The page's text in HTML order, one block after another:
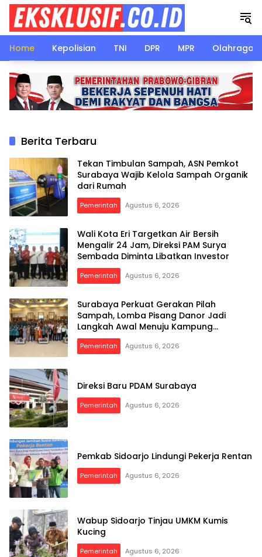
Langsung
konten
Home
Kepolisian TNI DPR MPR Olahraga
Berita Terbaru
Tekan Timbulan Sampah, ASN Pemkot
Surabaya Wajib Kelola Sampah Organik
dari Rumah
Pemerintah Agustus 6, 2026
Wali Kota Eri Targetkan Air Bersih
Mengalir 24 Jam, Direksi PAM Surya
Sembada Diminta Libatkan Investor
Pemerintah Agustus 6, 2026
Surabaya Perkuat Gerakan Pilah
Sampah, Lomba Pisang Danor Jadi
Langkah Awal Menuju Kampung
Pancasila
Pemerintah Agustus 6, 2026
Eksklusif.co.id
Direksi Baru PDAM Surabaya
Pemerintah Agustus 6, 2026
Pemkab Sidoarjo Lindungi Pekerja Rentan
Pemerintah Agustus 6, 2026
Wabup Sidoarjo Tinjau UMKM Kumis
Kucing
Pemerintah Agustus 6, 2026